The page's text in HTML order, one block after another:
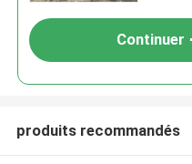
Continuer
produits recommandés